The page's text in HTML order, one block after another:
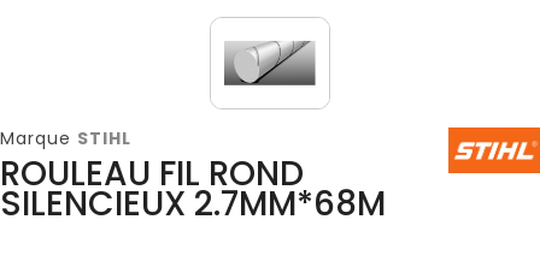
Marque STIHL
ROULEAU FIL ROND
SILENCIEUX 2.7MM*68M